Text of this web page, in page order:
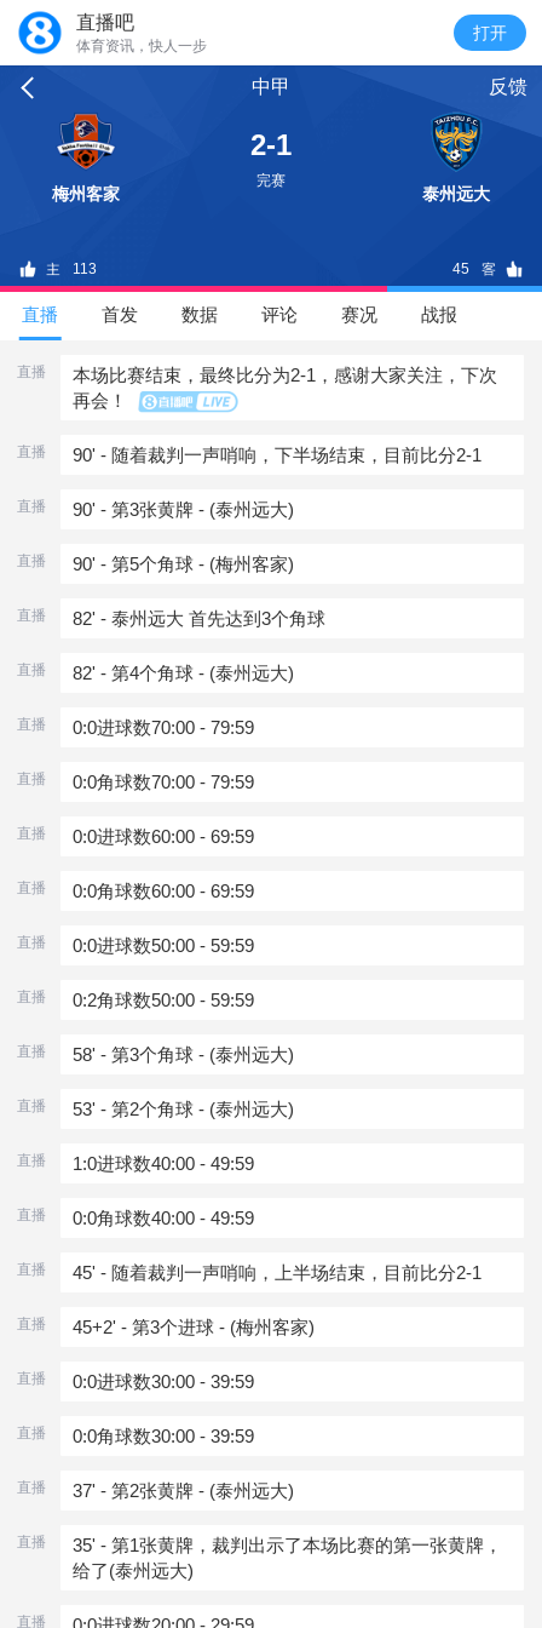
直播吧
体育资讯，快人一步
中甲 反馈
梅州客家
2-1
完赛
泰州远大
113 45
直播 首发 数据 评论 赛况 战报
直播
本场比赛结束，最终比分为2-1，感谢大家关注，下次
再会！
直播 90' - 随着裁判一声哨响，下半场结束，目前比分2-1
直播 90' - 第3张黄牌 - (泰州远大)
直播 90' - 第5个角球 - (梅州客家)
直播 82' - 泰州远大 首先达到3个角球
直播 82' - 第4个角球 - (泰州远大)
直播 0:0进球数70:00 - 79:59
直播 0:0角球数70:00 - 79:59
直播 0:0进球数60:00 - 69:59
直播 0:0角球数60:00 - 69:59
直播 0:0进球数50:00 - 59:59
直播 0:2角球数50:00 - 59:59
直播 58' - 第3个角球 - (泰州远大)
直播 53' - 第2个角球 - (泰州远大)
直播 1:0进球数40:00 - 49:59
直播 0:0角球数40:00 - 49:59
直播 45' - 随着裁判一声哨响，上半场结束，目前比分2-1
直播 45+2' - 第3个进球 - (梅州客家)
直播 0:0进球数30:00 - 39:59
直播 0:0角球数30:00 - 39:59
直播 37' - 第2张黄牌 - (泰州远大)
直播
35' - 第1张黄牌，裁判出示了本场比赛的第一张黄牌，
给了(泰州远大)
直播